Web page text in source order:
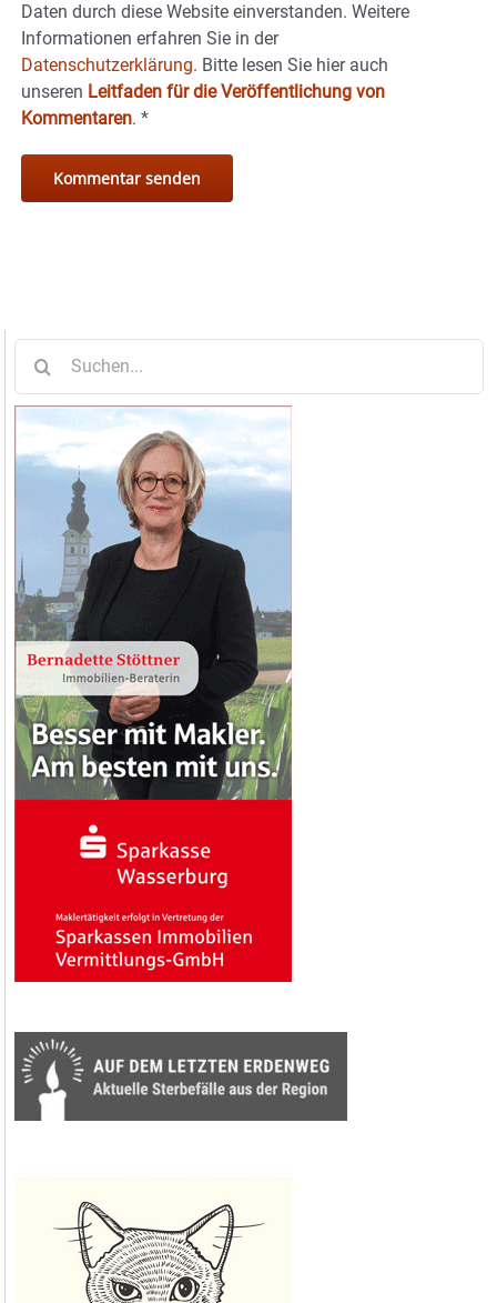
Daten durch diese Website einverstanden. Weitere
Informationen erfahren Sie in der
Datenschutzerklärung. Bitte lesen Sie hier auch
unseren Leitfaden für die Veröffentlichung von
Kommentaren. *
nach: